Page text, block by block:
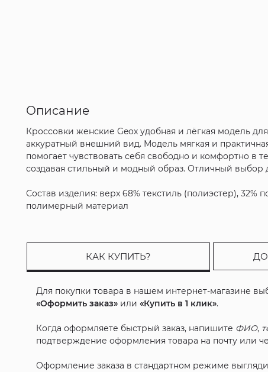
Описание
Кроссовки женские Geox удобная и лёгкая модель
аккуратный внешний вид. Модель мягкая и
помогает чувствовать себя свободно и комфортно в
создавая стильный и модный образ. Отличный выбор
Состав изделия: верх 68% текстиль (полиэстер),
полимерный материал
КАК КУПИТЬ?
Для покупки товара в нашем интернет-магазине
«Оформить заказ» или«Купить в 1 клик».
Когда оформляете быстрый заказ, напишите ФИО,
подтверждение оформления товара на почту или
Оформление заказа в стандартном режиме